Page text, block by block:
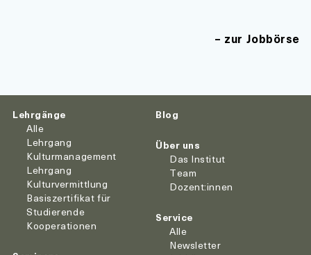
zur Jobbörse
Lehrgänge
Alle
Lehrgang
Kulturmanagement
Lehrgang
Kulturvermittlung
Basiszertifikat für
Studierende
Kooperationen
Blog
Über uns
Das Institut
Team
Dozent:innen
Service
Alle
Newsletter